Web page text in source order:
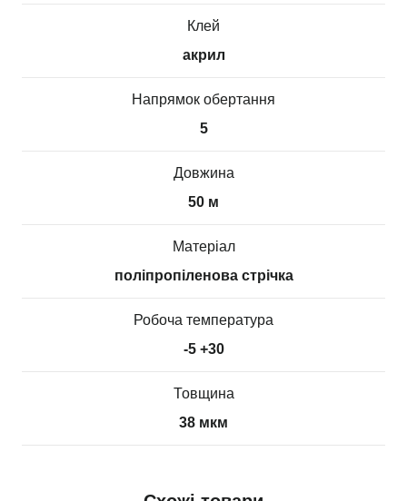
Клей
акрил
Напрямок обертання
5
Довжина
50 м
Матеріал
поліпропіленова стрічка
Робоча температура
-5 +30
Товщина
38 мкм